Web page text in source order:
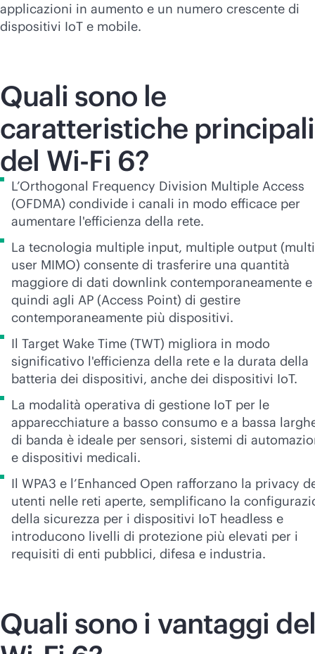
applicazioni in aumento e un numero crescente di
dispositivi IoT e mobile.
Quali sono le
caratteristiche principali
del Wi-Fi 6?
L’Orthogonal Frequency Division Multiple Access
(OFDMA) condivide i canali in modo efficace per
aumentare l'efficienza della rete.
La tecnologia multiple input, multiple output
user MIMO) consente di trasferire una quantità
maggiore di dati downlink contemporaneamente e
quindi agli AP (Access Point) di gestire
contemporaneamente più dispositivi.
Il Target Wake Time (TWT) migliora in modo
significativo l'efficienza della rete e la durata della
batteria dei dispositivi, anche dei dispositivi IoT.
La modalità operativa di gestione IoT per le
apparecchiature a basso consumo e a bassa
di banda è ideale per sensori, sistemi di
e dispositivi medicali.
Il WPA3 e l’Enhanced Open rafforzano la privacy
utenti nelle reti aperte, semplificano la
della sicurezza per i dispositivi IoT headless e
introducono livelli di protezione più elevati per i
requisiti di enti pubblici, difesa e industria.
Quali sono i vantaggi